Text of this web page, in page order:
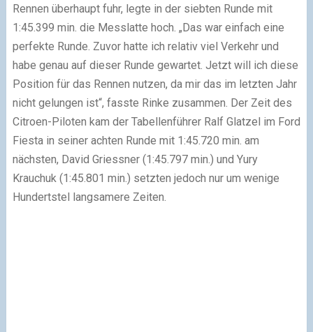
Rennen überhaupt fuhr, legte in der siebten Runde mit
1:45.399 min. die Messlatte hoch. „Das war einfach eine
perfekte Runde. Zuvor hatte ich relativ viel Verkehr und
habe genau auf dieser Runde gewartet. Jetzt will ich diese
Position für das Rennen nutzen, da mir das im letzten Jahr
nicht gelungen ist“, fasste Rinke zusammen. Der Zeit des
Citroen-Piloten kam der Tabellenführer Ralf Glatzel im Ford
Fiesta in seiner achten Runde mit 1:45.720 min. am
nächsten, David Griessner (1:45.797 min.) und Yury
Krauchuk (1:45.801 min.) setzten jedoch nur um wenige
Hundertstel langsamere Zeiten.